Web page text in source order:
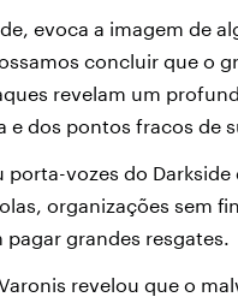
evoca a imagem de
concluir que o
revelam um
e dos pontos fracos de
porta-vozes do
organizações sem
grandes resgates.
revelou que o